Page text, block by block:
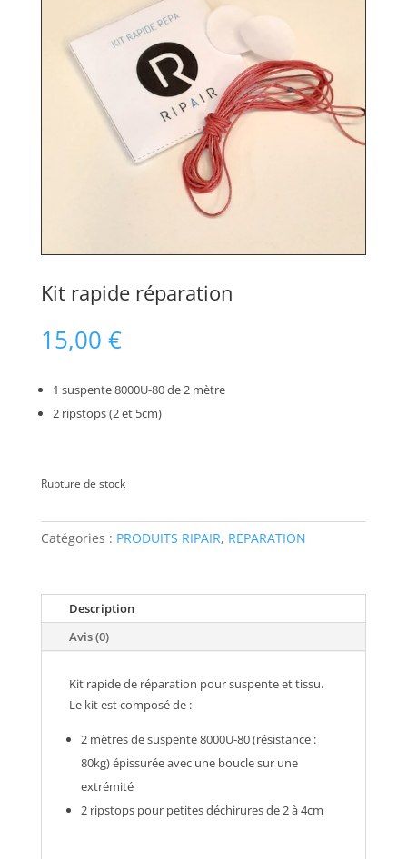
Kit rapide réparation
15,00 €
1 suspente 8000U-80 de 2 mètre
2 ripstops (2 et 5cm)
Rupture de stock
Catégories : PRODUITS RIPAIR, REPARATION
Description
Avis (0)
Kit rapide de réparation pour suspente et tissu.
Le kit est composé de :
2 mètres de suspente 8000U-80 (résistance :
80kg) épissurée avec une boucle sur une
extrémité
2 ripstops pour petites déchirures de 2 à 4cm